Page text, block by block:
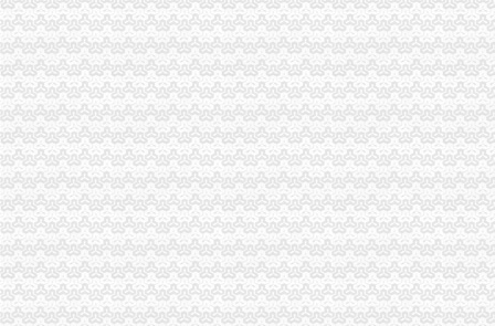
南岸局重庆注销税务采取四项措施扶持弱势群体
市对荣获“中国驰名商标”的代办注销分公司企业实施励
南岸局采取三项措施规范种子市重庆分公司注销场经营秩序
万州局“三项举措”重庆分公司注销助推产业发展
南岸局采取措施缓解元旦节日猪肉市重庆注销分公司场货源供给取得实效
市局团总支被团中央授予“全国五四红旗团支部（总支）”重庆注销分公司荣誉称
高新园局重庆注销税务迅速清查含苏丹红辣椒
2006年我市重庆分公司注销广告业发展稳中有升
涪陵局五项举措好2007年市重庆注销税务场监管牌
梁平局2007年服务工作做到“四延伸”重庆分公司注销
市局12315综合指挥调度中心“元旦”分公司营业执照注销期间受理申诉举报况
《中国工商报》第3610期头版图文报道重庆市重庆分公司注销工商局岗位大练
渝北局机关工会被市重庆分公司注销总工会评为市级"模范职工之家"
江北局代理注销分公司迅速部署2007年春节期间燃放烟花竹安全管理工作